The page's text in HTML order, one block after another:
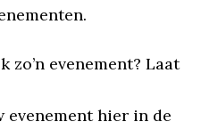
evenement? Laat
evenement hier in de